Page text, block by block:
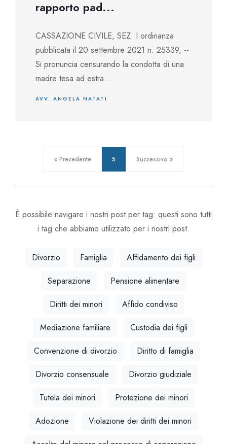
rapporto pad...
CASSAZIONE CIVILE, SEZ. I ordinanza
pubblicata il 20 settembre 2021 n. 25339, --
Si pronuncia censurando la condotta di una
madre tesa ad estra...
AVV. ANGELA NATATI
« Precedente 5 Successivo »
È possibile navigare i nostri post per tag: questi sono tutti
i tag che abbiamo utilizzato per i nostri post.
Divorzio Famiglia
Affidamento dei figli
Separazione
Pensione alimentare
Diritti dei minori
Affido condiviso
Mediazione familiare
Custodia dei figli
Convenzione di divorzio
Diritto di famiglia
Divorzio consensuale
Divorzio giudiziale
Tutela dei minori
Protezione dei minori
Adozione
Violazione dei diritti dei minori